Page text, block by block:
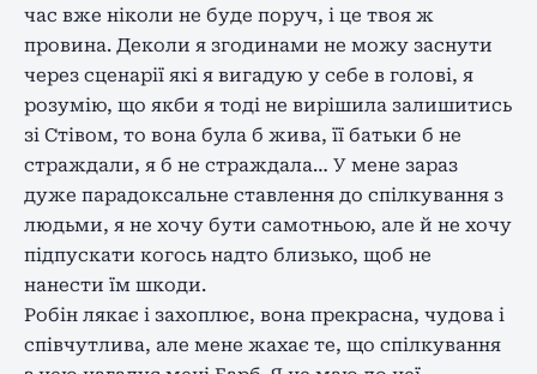
час вже ніколи не буде поруч, і це твоя ж
провина. Деколи я згодинами не можу заснути
через сценарії які я вигадую у себе в голові, я
розумію, що якби я тоді не вирішила залишитись
зі Стівом, то вона була б жива, її батьки б не
страждали, я б не страждала… У мене зараз
дуже парадоксальне ставлення до спілкування з
людьми, я не хочу бути самотньою, але й не хочу
підпускати когось надто близько, щоб не
нанести їм шкоди.
Робін лякає і захоплює, вона прекрасна, чудова і
співчутлива, але мене жахає те, що спілкування